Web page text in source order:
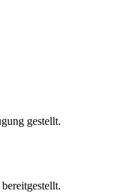
gestellt.